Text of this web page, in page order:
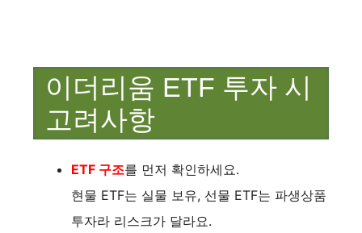
이더리움 ETF 투자 시
고려사항
ETF 구조를 먼저 확인하세요.
현물 ETF는 실물 보유, 선물 ETF는 파생상품
투자라 리스크가 달라요.